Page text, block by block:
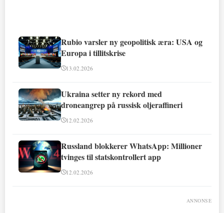
Rubio varsler ny geopolitisk æra: USA og
Europa i tillitskrise
13.02.2026
Ukraina setter ny rekord med
droneangrep på russisk oljeraffineri
12.02.2026
Russland blokkerer WhatsApp: Millioner
tvinges til statskontrollert app
12.02.2026
ANNONSE